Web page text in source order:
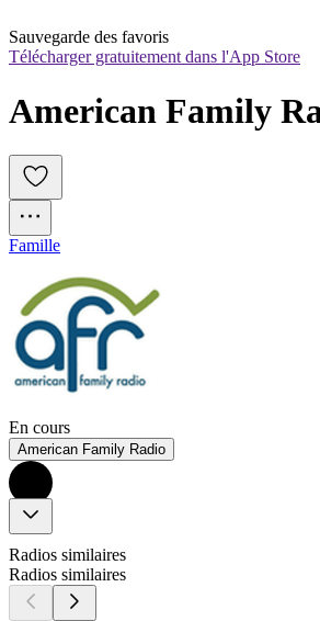
Sauvegarde des favoris
Télécharger gratuitement dans l'App Store
American Family
Famille
En cours
American Family Radio
Radios similaires
Radios similaires